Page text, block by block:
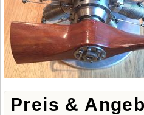
Preis &